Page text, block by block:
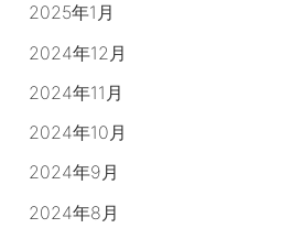
2025年1月
2024年12月
2024年11月
2024年10月
2024年9月
2024年8月